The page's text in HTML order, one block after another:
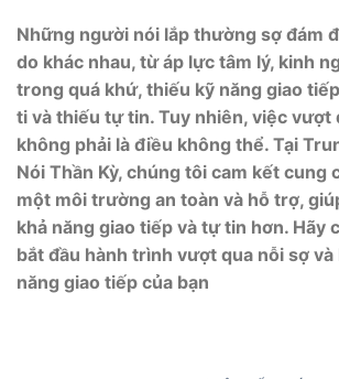
Những người nói lắp thường sợ đám
do khác nhau, từ áp lực tâm lý, kinh
trong quá khứ, thiếu kỹ năng giao
ti và thiếu tự tin. Tuy nhiên, việc vượt
không phải là điều không thể. Tại
Nói Thần Kỳ, chúng tôi cam kết cung
một môi trường an toàn và hỗ trợ,
khả năng giao tiếp và tự tin hơn. Hãy
bắt đầu hành trình vượt qua nỗi sợ
năng giao tiếp của bạn